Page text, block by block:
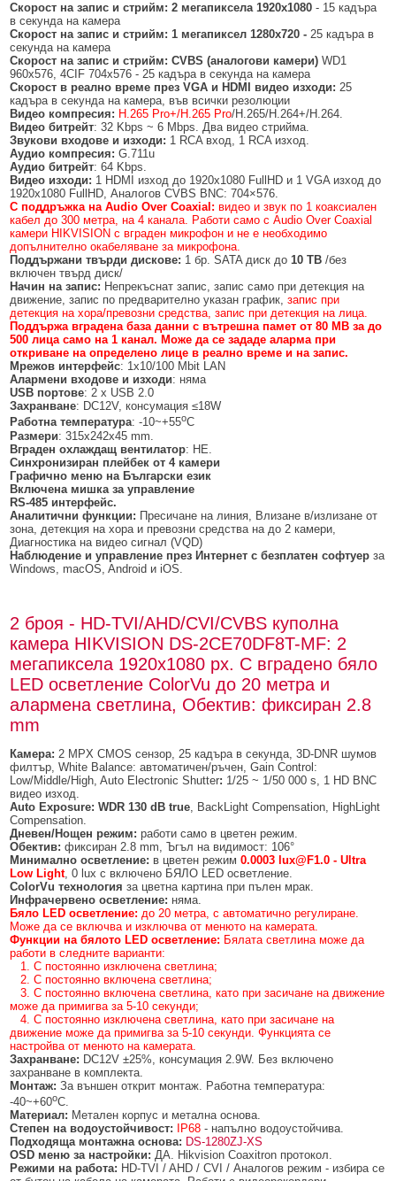
Скорост на запис и стрийм: 2 мегапиксела 1920x1080 - 15 кадъра
в секунда на камера
Скорост на запис и стрийм: 1 мегапиксел 1280x720 - 25 кадъра в
секунда на камера
Скорост на запис и стрийм: CVBS (аналогови камери) WD1
960x576, 4CIF 704x576 - 25 кадъра в секунда на камера
Скорост в реално време през VGA и HDMI видео изходи:25
кадъра в секунда на камера, във всички резолюции
Видео компресия: H.265 Pro+/H.265 Pro/H.265/H.264+/H.264.
Видео битрейт: 32 Kbps ~ 6 Mbps. Два видео стрийма.
Звукови входове и изходи: 1 RCA вход, 1 RCA изход.
Аудио компресия: G.711u
Аудио битрейт: 64 Kbps.
Видео изходи: 1 HDMI изход до 1920x1080 FullHD и 1 VGA изход до
1920x1080 FullHD, Аналогов CVBS BNC: 704×576.
С поддръжка на Audio Over Coaxial:видео и звук по 1 коаксиален
кабел до 300 метра, на 4 канала. Работи само с Audio Over Coaxial
камери HIKVISION с вграден микрофон и не е необходимо
допълнително окабеляване за микрофона.
Поддържани твърди дискове: 1 бр. SATA диск до10 TB/без
включен твърд диск/
Начин на запис: Непрекъснат запис, запис само при детекция на
движение, запис по предварително указан график,запис при
детекция на хора/превозни средства, запис при детекция на лица.
Поддържа вградена база данни с вътрешна памет от 80 MB за до
500 лица само на 1 канал. Може да се зададе аларма при
откриване на определено лице в реално време и на запис.
Мрежов интерфейс: 1x10/100 Mbit LAN
Алармени входове и изходи: няма
USB портове: 2 x USB 2.0
Захранване: DC12V, консумация ≤18W
Работна температура: -10~+55оC
Размери: 315x242x45 mm.
Вграден охлаждащ вентилатор: НЕ.
Синхронизиран плейбек от 4 камери
Графично меню на Български език
Включена мишка за управление
RS-485 интерфейс.
Аналитични функции: Пресичане на линия, Влизане в/излизане от
зона, детекция на хора и превозни средства на до 2 камери,
Диагностика на видео сигнал (VQD)
Наблюдение и управление през Интернет с безплатен софтуерза
Windows, macOS, Android и iOS.
2 броя - HD-TVI/AHD/CVI/CVBS куполна
камера HIKVISION DS-2CE70DF8T-MF: 2
мегапиксела 1920x1080 px. С вградено бяло
LED осветление ColorVu до 20 метра и
алармена светлина, Обектив: фиксиран 2.8
mm
Камера: 2 MPX CMOS сензор, 25 кадъра в секунда, 3D-DNR шумов
филтър, White Balance: автоматичен/ръчен, Gain Control:
Low/Middle/High, Auto Electronic Shutter: 1/25 ~ 1/50 000 s, 1 HD BNC
видео изход.
Auto Exposure: WDR 130 dB true , BackLight Compensation, HighLight
Compensation.
Дневен/Нощен режим: работи само в цветен режим.
Обектив: фиксиран 2.8 mm, Ъгъл на видимост: 106°
Минимално осветление: в цветен режим0.0003 lux@F1.0 - Ultra
Low Light, 0 lux с включено БЯЛО LED осветление.
ColorVu технология за цветна картина при пълен мрак.
Инфрачервено осветление: няма.
Бяло LED осветление: до 20 метра, с автоматично регулиране.
Може да се включва и изключва от менюто на камерата.
Функции на бялотоLEDосветление: Бялата светлина може да
работи в следните варианти:
1. С постоянно изключена светлина;
2. С постоянно включена светлина;
3. С постоянно включена светлина, като при засичане на движение
може да примигва за 5-10 секунди;
4. С постоянно изключена светлина, като при засичане на
движение може да примигва за 5-10 секунди. Функцията се
настройва от менюто на камерата.
Захранване: DC12V ±25%, консумация 2.9W. Без включено
захранване в комплекта.
Монтаж: За външен открит монтаж. Работна температура:
-40~+60оC.
Материал: Метален корпус и метална основа.
Степен на водоустойчивост:
IP68 - напълно водоустойчива.
Подходяща монтажна основа: DS-1280ZJ-XS
OSD меню за настройки: ДА. Hikvision Coaxitron протокол.
Режими на работа: HD-TVI / AHD / CVI / Аналогов режим - избира се